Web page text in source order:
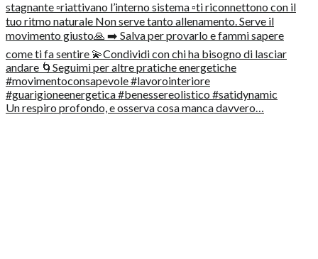
Un respiro profondo, e osserva cosa manca davvero…